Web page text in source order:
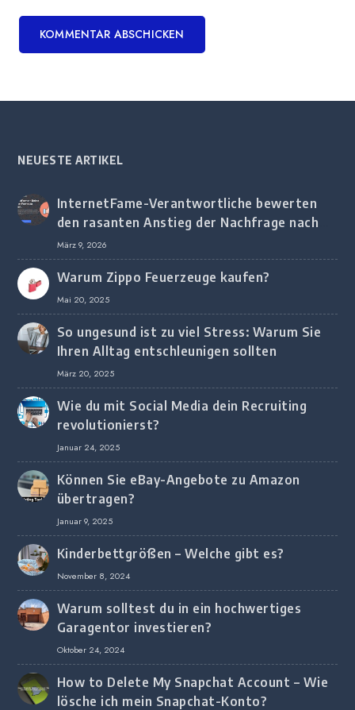
NEUESTE ARTIKEL
InternetFame-Verantwortliche bewerten
den rasanten Anstieg der Nachfrage nach
digitalem Marketing bei deutschen
Unternehmen
März 9, 2026
Warum Zippo Feuerzeuge kaufen?
Mai 20, 2025
So ungesund ist zu viel Stress: Warum Sie
Ihren Alltag entschleunigen sollten
März 20, 2025
Wie du mit Social Media dein Recruiting
revolutionierst?
Januar 24, 2025
Können Sie eBay-Angebote zu Amazon
übertragen?
Januar 9, 2025
Kinderbettgrößen – Welche gibt es?
November 8, 2024
Warum solltest du in ein hochwertiges
Garagentor investieren?
Oktober 24, 2024
How to Delete My Snapchat Account – Wie
lösche ich mein Snapchat-Konto?